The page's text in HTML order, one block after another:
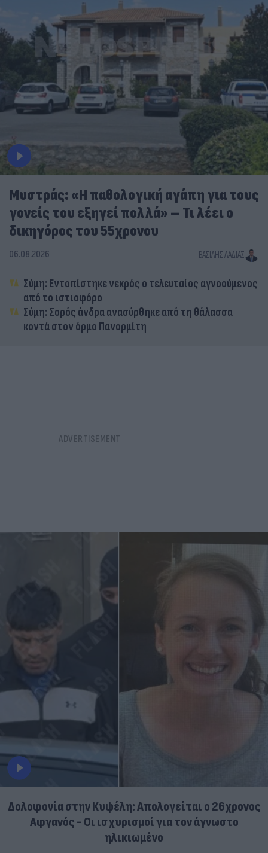
Μυστράς: «Η παθολογική αγάπη για τους
γονείς του εξηγεί πολλά» – Τι λέει ο
δικηγόρος του 55χρονου
06.08.2026 ΒΑΣΊΛΗΣ ΛΑΔΙΆΣ
Σύμη: Εντοπίστηκε νεκρός ο τελευταίος αγνοούμενος
από το ιστιοφόρο
Σύμη: Σορός άνδρα ανασύρθηκε από τη θάλασσα
κοντά στον όρμο Πανορμίτη
Δολοφονία στην Κυψέλη: Απολογείται ο 26χρονος
Αφγανός - Οι ισχυρισμοί για τον άγνωστο
ηλικιωμένο